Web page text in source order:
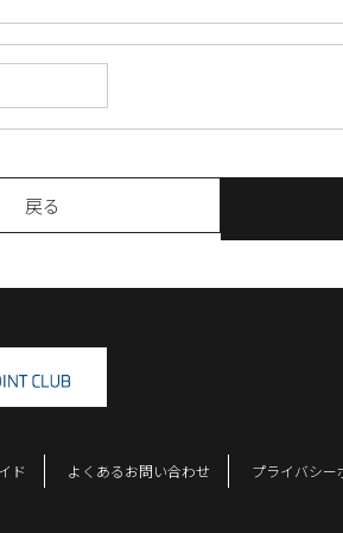
戻る
ド よくあるお問い合わせ プライバシー